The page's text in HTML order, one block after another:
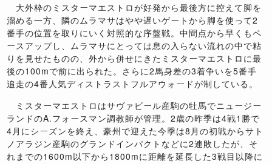
大外枠のミスターマエストロが好発から最後方に控えて脚を
溜める一方、隣のムラマサはやや遅いゲートから脚を使って2
番手の位置を取りにいく対照的な序盤戦。中間点から早くもペ
ースアップし、ムラマサにとっては息の入らない流れの中で粘
りを見せたものの、外から併せにきたミスターマエストロに最
後の100mで前に出られた。さらに2馬身差の3着争いを5番手
追走の4番人気ディストラストフルアウォードが制している。
ミスターマエストロはサヴァビール産駒の牡馬でニュージー
ランドのA.フォースマン調教師が管理。2歳の昨季は4戦1勝で
4月にシーズンを終え、豪州で迎えた今季は8月の初戦からサト
ノアラジン産駒のグランドインパクトなどに2連敗したが、そ
れまでの1600m以下から1800mに距離を延長した3戦目以降に